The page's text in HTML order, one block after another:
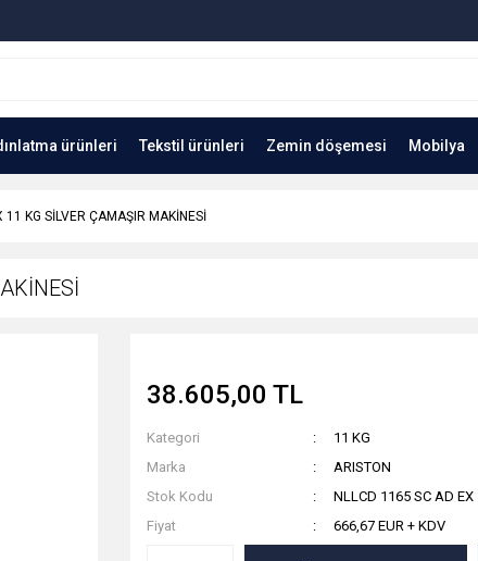
ürünleri Tekstil ürünleri Zemin döşemesi Mobilya
11 KG SİLVER ÇAMAŞIR MAKİNESİ
38.605,00 TL
Kategori
11 KG
Marka
ARISTON
Stok Kodu
NLLCD 1165 SC AD EX
Fiyat
666,67 EUR + KDV